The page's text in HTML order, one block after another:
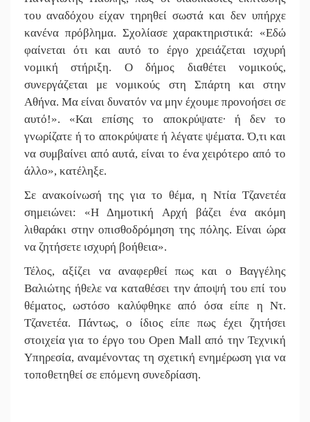
του αναδόχου είχαν τηρηθεί σωστά και δεν υπήρχε
κανένα πρόβλημα. Σχολίασε χαρακτηριστικά: «Εδώ
φαίνεται ότι και αυτό το έργο χρειάζεται ισχυρή
νομική στήριξη. Ο δήμος διαθέτει νομικούς,
συνεργάζεται με νομικούς στη Σπάρτη και στην
Αθήνα. Μα είναι δυνατόν να μην έχουμε προνοήσει σε
αυτό!». «Και επίσης το αποκρύψατε∙ ή δεν το
γνωρίζατε ή το αποκρύψατε ή λέγατε ψέματα. Ό,τι και
να συμβαίνει από αυτά, είναι το ένα χειρότερο από το
άλλο», κατέληξε.
Σε ανακοίνωσή της για το θέμα, η Ντία Τζανετέα
σημειώνει: «Η Δημοτική Αρχή βάζει ένα ακόμη
λιθαράκι στην οπισθοδρόμηση της πόλης. Είναι ώρα
να ζητήσετε ισχυρή βοήθεια».
Τέλος, αξίζει να αναφερθεί πως και ο Βαγγέλης
Βαλιώτης ήθελε να καταθέσει την άποψή του επί του
θέματος, ωστόσο καλύφθηκε από όσα είπε η Ντ.
Τζανετέα. Πάντως, ο ίδιος είπε πως έχει ζητήσει
στοιχεία για το έργο του Open Mall από την Τεχνική
Υπηρεσία, αναμένοντας τη σχετική ενημέρωση για να
τοποθετηθεί σε επόμενη συνεδρίαση.